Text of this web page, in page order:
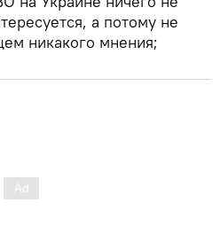
а потому не
никакого мнения;